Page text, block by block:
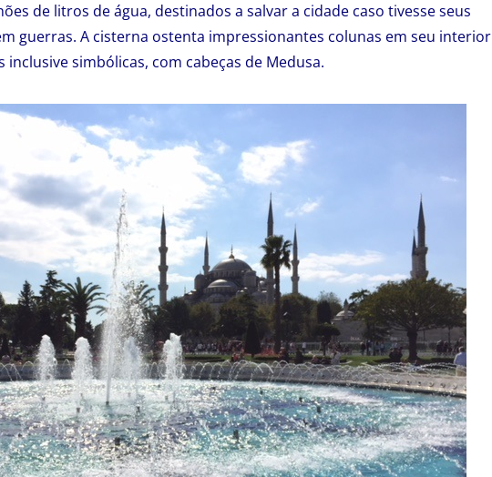
de litros de água, destinados a salvar a cidade caso tivesse seus
guerras. A cisterna ostenta impressionantes colunas em seu interior
inclusive simbólicas, com cabeças de Medusa.